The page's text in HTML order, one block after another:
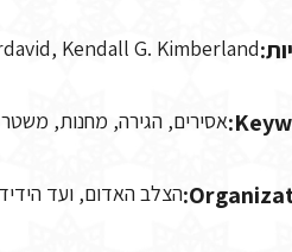
Kendall G. Kimberland
אסירים, הגירה, מחנות, משטר
הצלב האדום, ועד